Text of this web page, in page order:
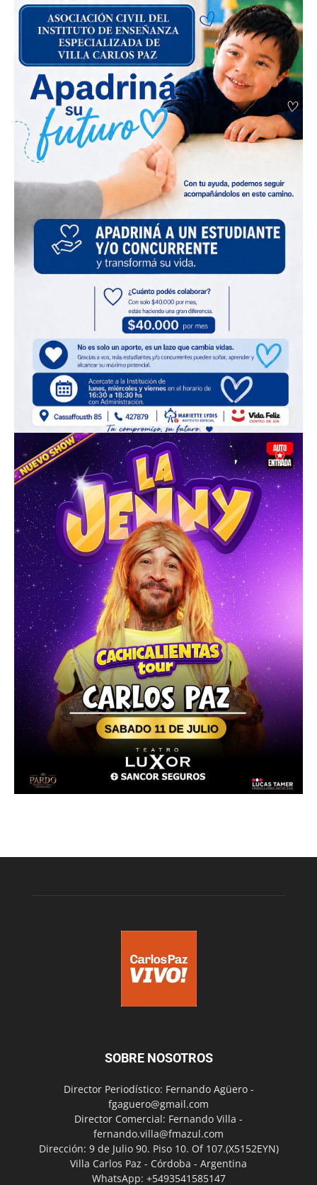
SOBRE NOSOTROS
Director Periodístico: Fernando Agüero -
fgaguero@gmail.com
Director Comercial: Fernando Villa -
fernando.villa@fmazul.com
Dirección: 9 de Julio 90. Piso 10. Of 107.(X5152EYN)
Villa Carlos Paz - Córdoba - Argentina
WhatsApp: +5493541585147